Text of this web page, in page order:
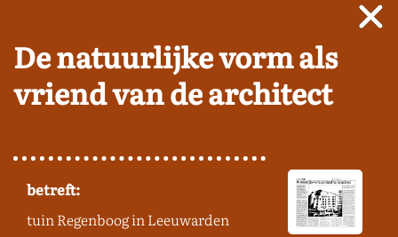
De natuurlijke vorm als
vriend van de architect
betreft:
tuin Regenboog in Leeuwarden